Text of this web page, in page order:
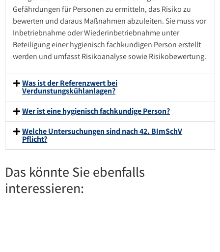
Gefährdungen für Personen zu ermitteln, das Risiko zu
bewerten und daraus Maßnahmen abzuleiten. Sie muss vor
Inbetriebnahme oder Wiederinbetriebnahme unter
Beteiligung einer hygienisch fachkundigen Person erstellt
werden und umfasst Risikoanalyse sowie Risikobewertung.
Was ist der Referenzwert bei
Verdunstungskühlanlagen?
Wer ist eine hygienisch fachkundige Person?
Welche Untersuchungen sind nach 42. BImSchV
Pflicht?
Das könnte Sie ebenfalls
interessieren: